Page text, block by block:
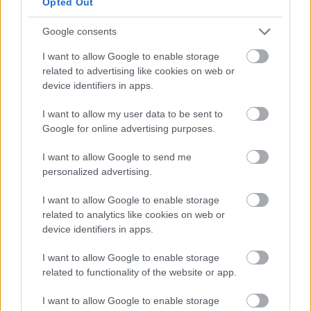
Google consents
I want to allow Google to enable storage
related to advertising like cookies on web or
device identifiers in apps.
I want to allow my user data to be sent to
Google for online advertising purposes.
I want to allow Google to send me
personalized advertising.
I want to allow Google to enable storage
related to analytics like cookies on web or
device identifiers in apps.
I want to allow Google to enable storage
related to functionality of the website or app.
I want to allow Google to enable storage